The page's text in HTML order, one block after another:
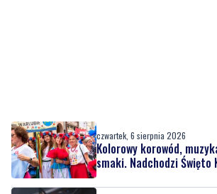
czwartek, 6 sierpnia 2026
Kolorowy korowód,
smaki. Nadchodzi Święto